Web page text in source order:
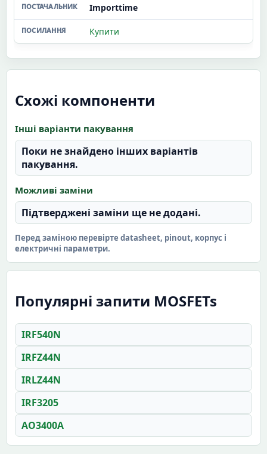
Importtime
Купити
Схожі компоненти
Інші варіанти пакування
Поки не знайдено інших варіантів
пакування.
Можливі заміни
Підтверджені заміни ще не додані.
Перед заміною перевірте datasheet, pinout, корпус і
електричні параметри.
Популярні запити MOSFETs
IRF540N
IRFZ44N
IRLZ44N
IRF3205
AO3400A